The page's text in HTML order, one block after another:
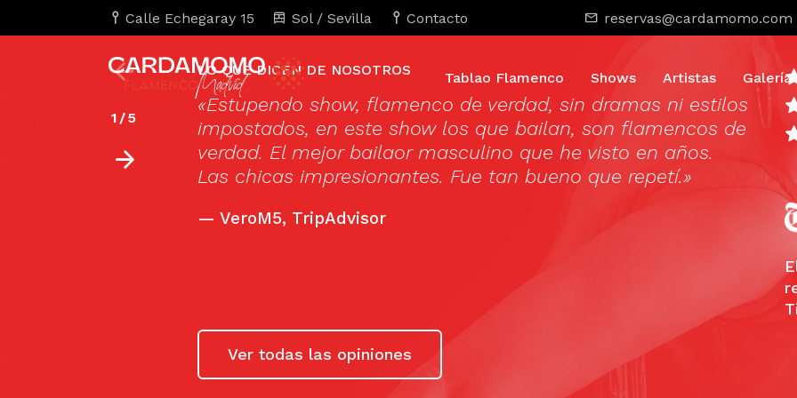
Calle Echegaray 15 Sol / Sevilla Contacto reservas@cardamomo.com
Tablao Flamenco Shows Artistas Galería
LO QUE DICEN DE NOSOTROS
«Estupendo show, flamenco de verdad, sin dramas ni estilos
impostados, en este show los que bailan, son flamencos de
verdad. El mejor bailaor masculino que he visto en años.
Las chicas impresionantes. Fue tan bueno que repetí.»
— VeroM5, TripAdvisor
se
—
1/5
Ver todas las opiniones